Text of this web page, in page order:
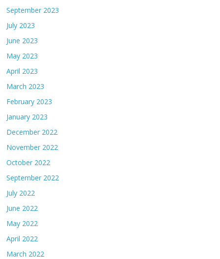
September 2023
July 2023
June 2023
May 2023
April 2023
March 2023
February 2023
January 2023
December 2022
November 2022
October 2022
September 2022
July 2022
June 2022
May 2022
April 2022
March 2022